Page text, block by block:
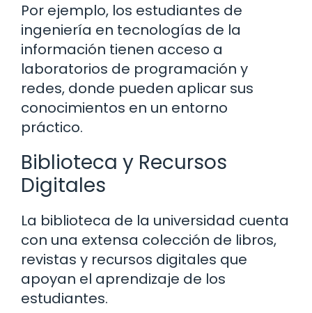
Por ejemplo, los estudiantes de
ingeniería en tecnologías de la
información tienen acceso a
laboratorios de programación y
redes, donde pueden aplicar sus
conocimientos en un entorno
práctico.
Biblioteca y Recursos
Digitales
La biblioteca de la universidad cuenta
con una extensa colección de libros,
revistas y recursos digitales que
apoyan el aprendizaje de los
estudiantes.